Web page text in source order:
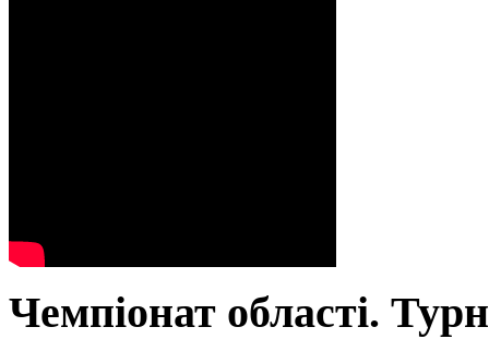
Чемпіонат області.